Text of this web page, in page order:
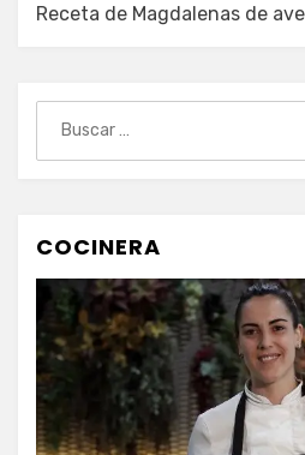
Receta de Magdalenas de
COCINERA